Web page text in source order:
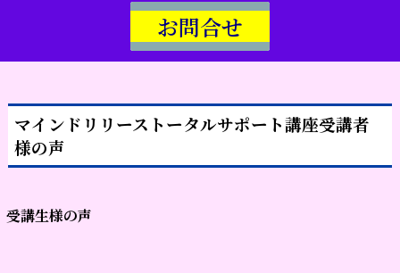
お問合せ
マインドリリーストータルサポート講座受講者
様の声
受講生様の声